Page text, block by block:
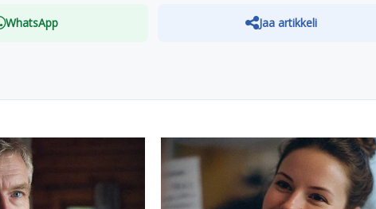
WhatsApp Jaa artikkeli